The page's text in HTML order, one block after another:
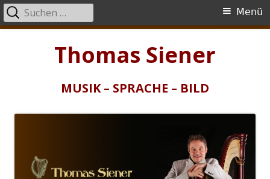
Thomas Siener
MUSIK – SPRACHE – BILD
Primäres
Menü
Suchen
nach: